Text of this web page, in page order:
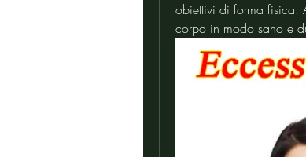
obiettivi di forma fisica.
corpo in modo sano e